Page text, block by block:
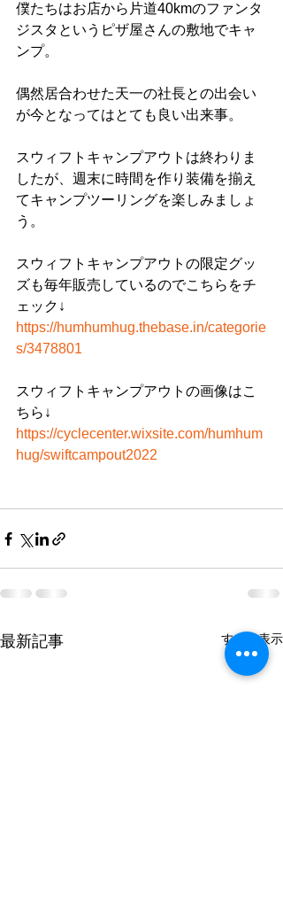
僕たちはお店から片道40kmのファンタ
ジスタというピザ屋さんの敷地でキャ
ンプ。
偶然居合わせた天一の社長との出会い
が今となってはとても良い出来事。
スウィフトキャンプアウトは終わりま
したが、週末に時間を作り装備を揃え
てキャンプツーリングを楽しみましょ
う。
スウィフトキャンプアウトの限定グッ
ズも毎年販売しているのでこちらをチ
ェック↓
https://humhumhug.thebase.in/categorie
s/3478801
スウィフトキャンプアウトの画像はこ
ちら↓
https://cyclecenter.wixsite.com/humhum
hug/swiftcampout2022
最新記事 すべて表示